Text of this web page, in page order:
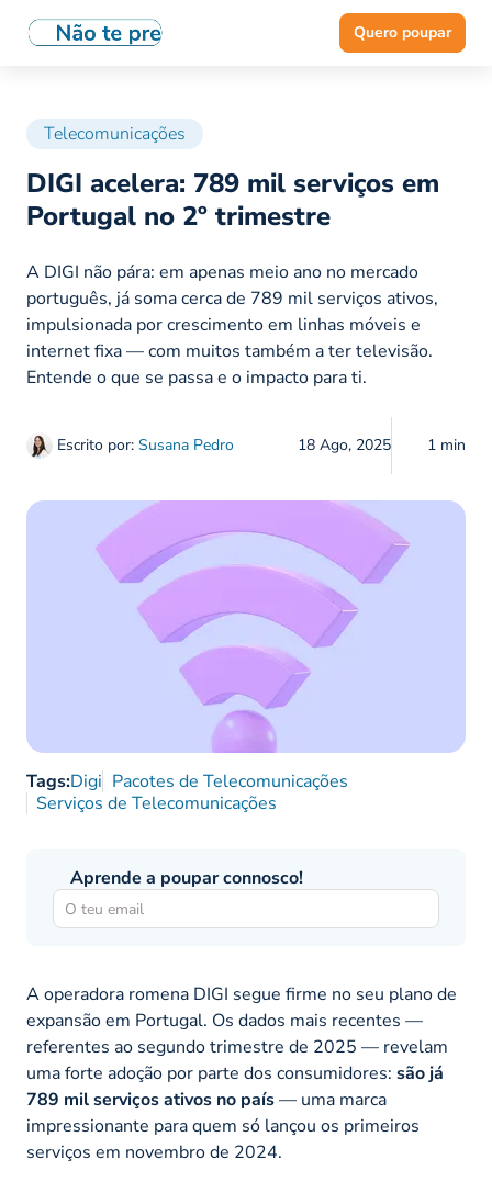
Quero poupar
Telecomunicações
DIGI acelera: 789 mil serviços em
Portugal no 2º trimestre
Escrito por: Susana Pedro 18 Ago, 2025 1 min
A DIGI não pára: em apenas meio ano no mercado
português, já soma cerca de 789 mil serviços ativos,
impulsionada por crescimento em linhas móveis e
internet fixa — com muitos também a ter televisão.
Entende o que se passa e o impacto para ti.
Tags:Digi Pacotes de Telecomunicações
Serviços de Telecomunicações
Aprende a poupar connosco!
A operadora romena DIGI segue firme no seu plano de
expansão em Portugal. Os dados mais recentes —
referentes ao segundo trimestre de 2025 — revelam
uma forte adoção por parte dos consumidores: são já
789 mil serviços ativos no país— uma marca
impressionante para quem só lançou os primeiros
serviços em novembro de 2024.